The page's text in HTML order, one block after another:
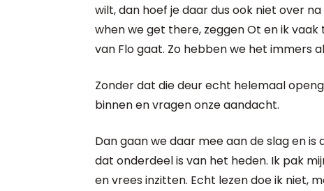
wilt, dan hoef je daar dus ook niet over
when we get there, zeggen Ot en ik
van Flo gaat. Zo hebben we het immers
Zonder dat die deur echt helemaal
binnen en vragen onze aandacht.
Dan gaan we daar mee aan de slag en
dat onderdeel is van het heden. Ik pak
en vrees inzitten. Echt lezen doe ik niet,